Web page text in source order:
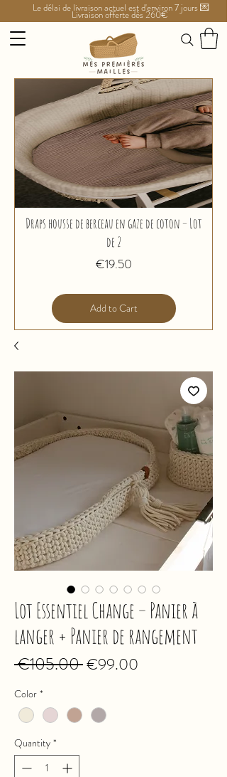
Le délai de livraison actuel est d'environ 7 jours 💌
Livraison offerte dès 260€
Draps housse de berceau en gaze de coton – Lot
de 2
€19.50Price
Add to Cart
Lot Essentiel Change – Panier à
langer + Panier de rangement
€105.00 Regular
€99.00
Color *
Quantity *